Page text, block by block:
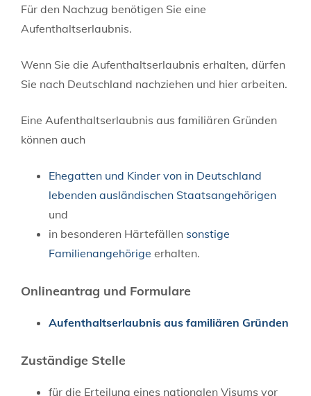
Für den Nachzug benötigen Sie eine
Aufenthaltserlaubnis.
Wenn Sie die Aufenthaltserlaubnis erhalten, dürfen
Sie nach Deutschland nachziehen und hier arbeiten.
Eine Aufenthaltserlaubnis aus familiären Gründen
können auch
Ehegatten und Kinder von in Deutschland
lebenden ausländischen Staatsangehörigen
und
in besonderen Härtefällen sonstige
Familienangehörige erhalten.
Onlineantrag und Formulare
Aufenthaltserlaubnis aus familiären Gründen
Zuständige Stelle
für die Erteilung eines nationalen Visums vor